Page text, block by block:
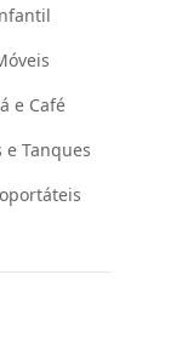
e Café
e Tanques